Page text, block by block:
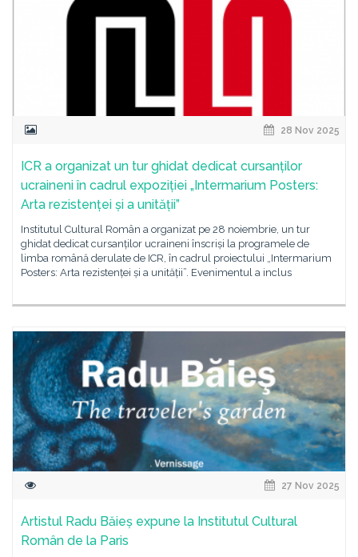
28 Nov 2025
ICR a organizat un tur ghidat dedicat cursanților
ucraineni în cadrul expoziției „Intermarium Posters:
Arta rezistenței și a unității”
Institutul Cultural Român a organizat pe 28 noiembrie, un tur
ghidat dedicat cursanților ucraineni înscriși la programele de
limba română derulate de ICR, în cadrul proiectului „Intermarium
Posters: Arta rezistenței și a unității”. Evenimentul a inclus
27 Nov 2025
Artistul Radu Băieș expune la Institutul Cultural
Român de la Paris